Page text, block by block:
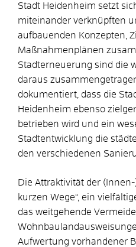
Stadt Heidenheim setzt
miteinander verknüpften
aufbauenden Konzepten,
Maßnahmenplänen
Stadterneuerung sind die
daraus
dokumentiert, dass die
Heidenheim ebenso
betrieben wird und ein
Stadtentwicklung die
den verschiedenen
Die Attraktivität der (Innen-
kurzen Wege“, ein
das weitgehende
Aufwertung vorhandener